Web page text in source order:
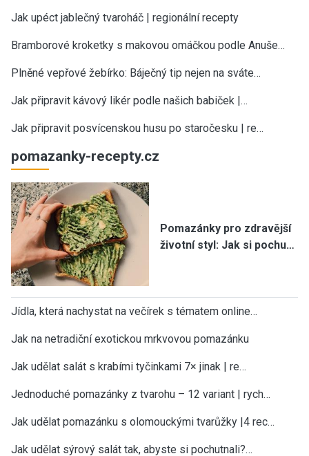
Jak upéct jablečný tvaroháč | regionální recepty
Bramborové kroketky s makovou omáčkou podle Anuše…
Plněné vepřové žebírko: Báječný tip nejen na sváte…
Jak připravit kávový likér podle našich babiček |…
Jak připravit posvícenskou husu po staročesku | re…
pomazanky-recepty.cz
Pomazánky pro zdravější
životní styl: Jak si pochu…
Jídla, která nachystat na večírek s tématem online…
Jak na netradiční exotickou mrkvovou pomazánku
Jak udělat salát s krabími tyčinkami 7× jinak | re…
Jednoduché pomazánky z tvarohu – 12 variant | rych…
Jak udělat pomazánku s olomouckými tvarůžky |4 rec…
Jak udělat sýrový salát tak, abyste si pochutnali?…